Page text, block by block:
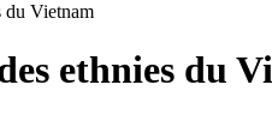
du Vietnam
ethnies du